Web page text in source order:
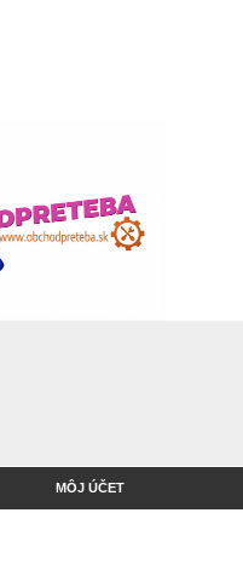
MÔJ ÚČET